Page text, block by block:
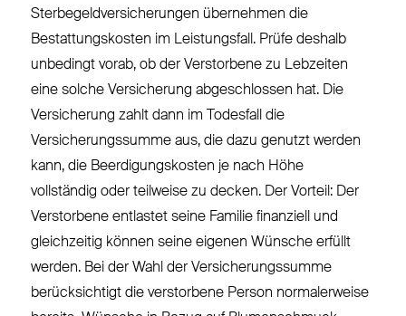
Sterbegeldversicherungen übernehmen die
Bestattungskosten im Leistungsfall. Prüfe deshalb
unbedingt vorab, ob der Verstorbene zu Lebzeiten
eine solche Versicherung abgeschlossen hat. Die
Versicherung zahlt dann im Todesfall die
Versicherungssumme aus, die dazu genutzt werden
kann, die Beerdigungskosten je nach Höhe
vollständig oder teilweise zu decken. Der Vorteil: Der
Verstorbene entlastet seine Familie finanziell und
gleichzeitig können seine eigenen Wünsche erfüllt
werden. Bei der Wahl der Versicherungssumme
berücksichtigt die verstorbene Person normalerweise